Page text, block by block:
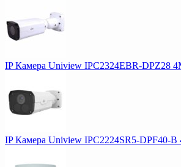
IP Камера Uniview IPC2324EBR-DPZ28
IP Камера Uniview IPC2224SR5-DPF40-B